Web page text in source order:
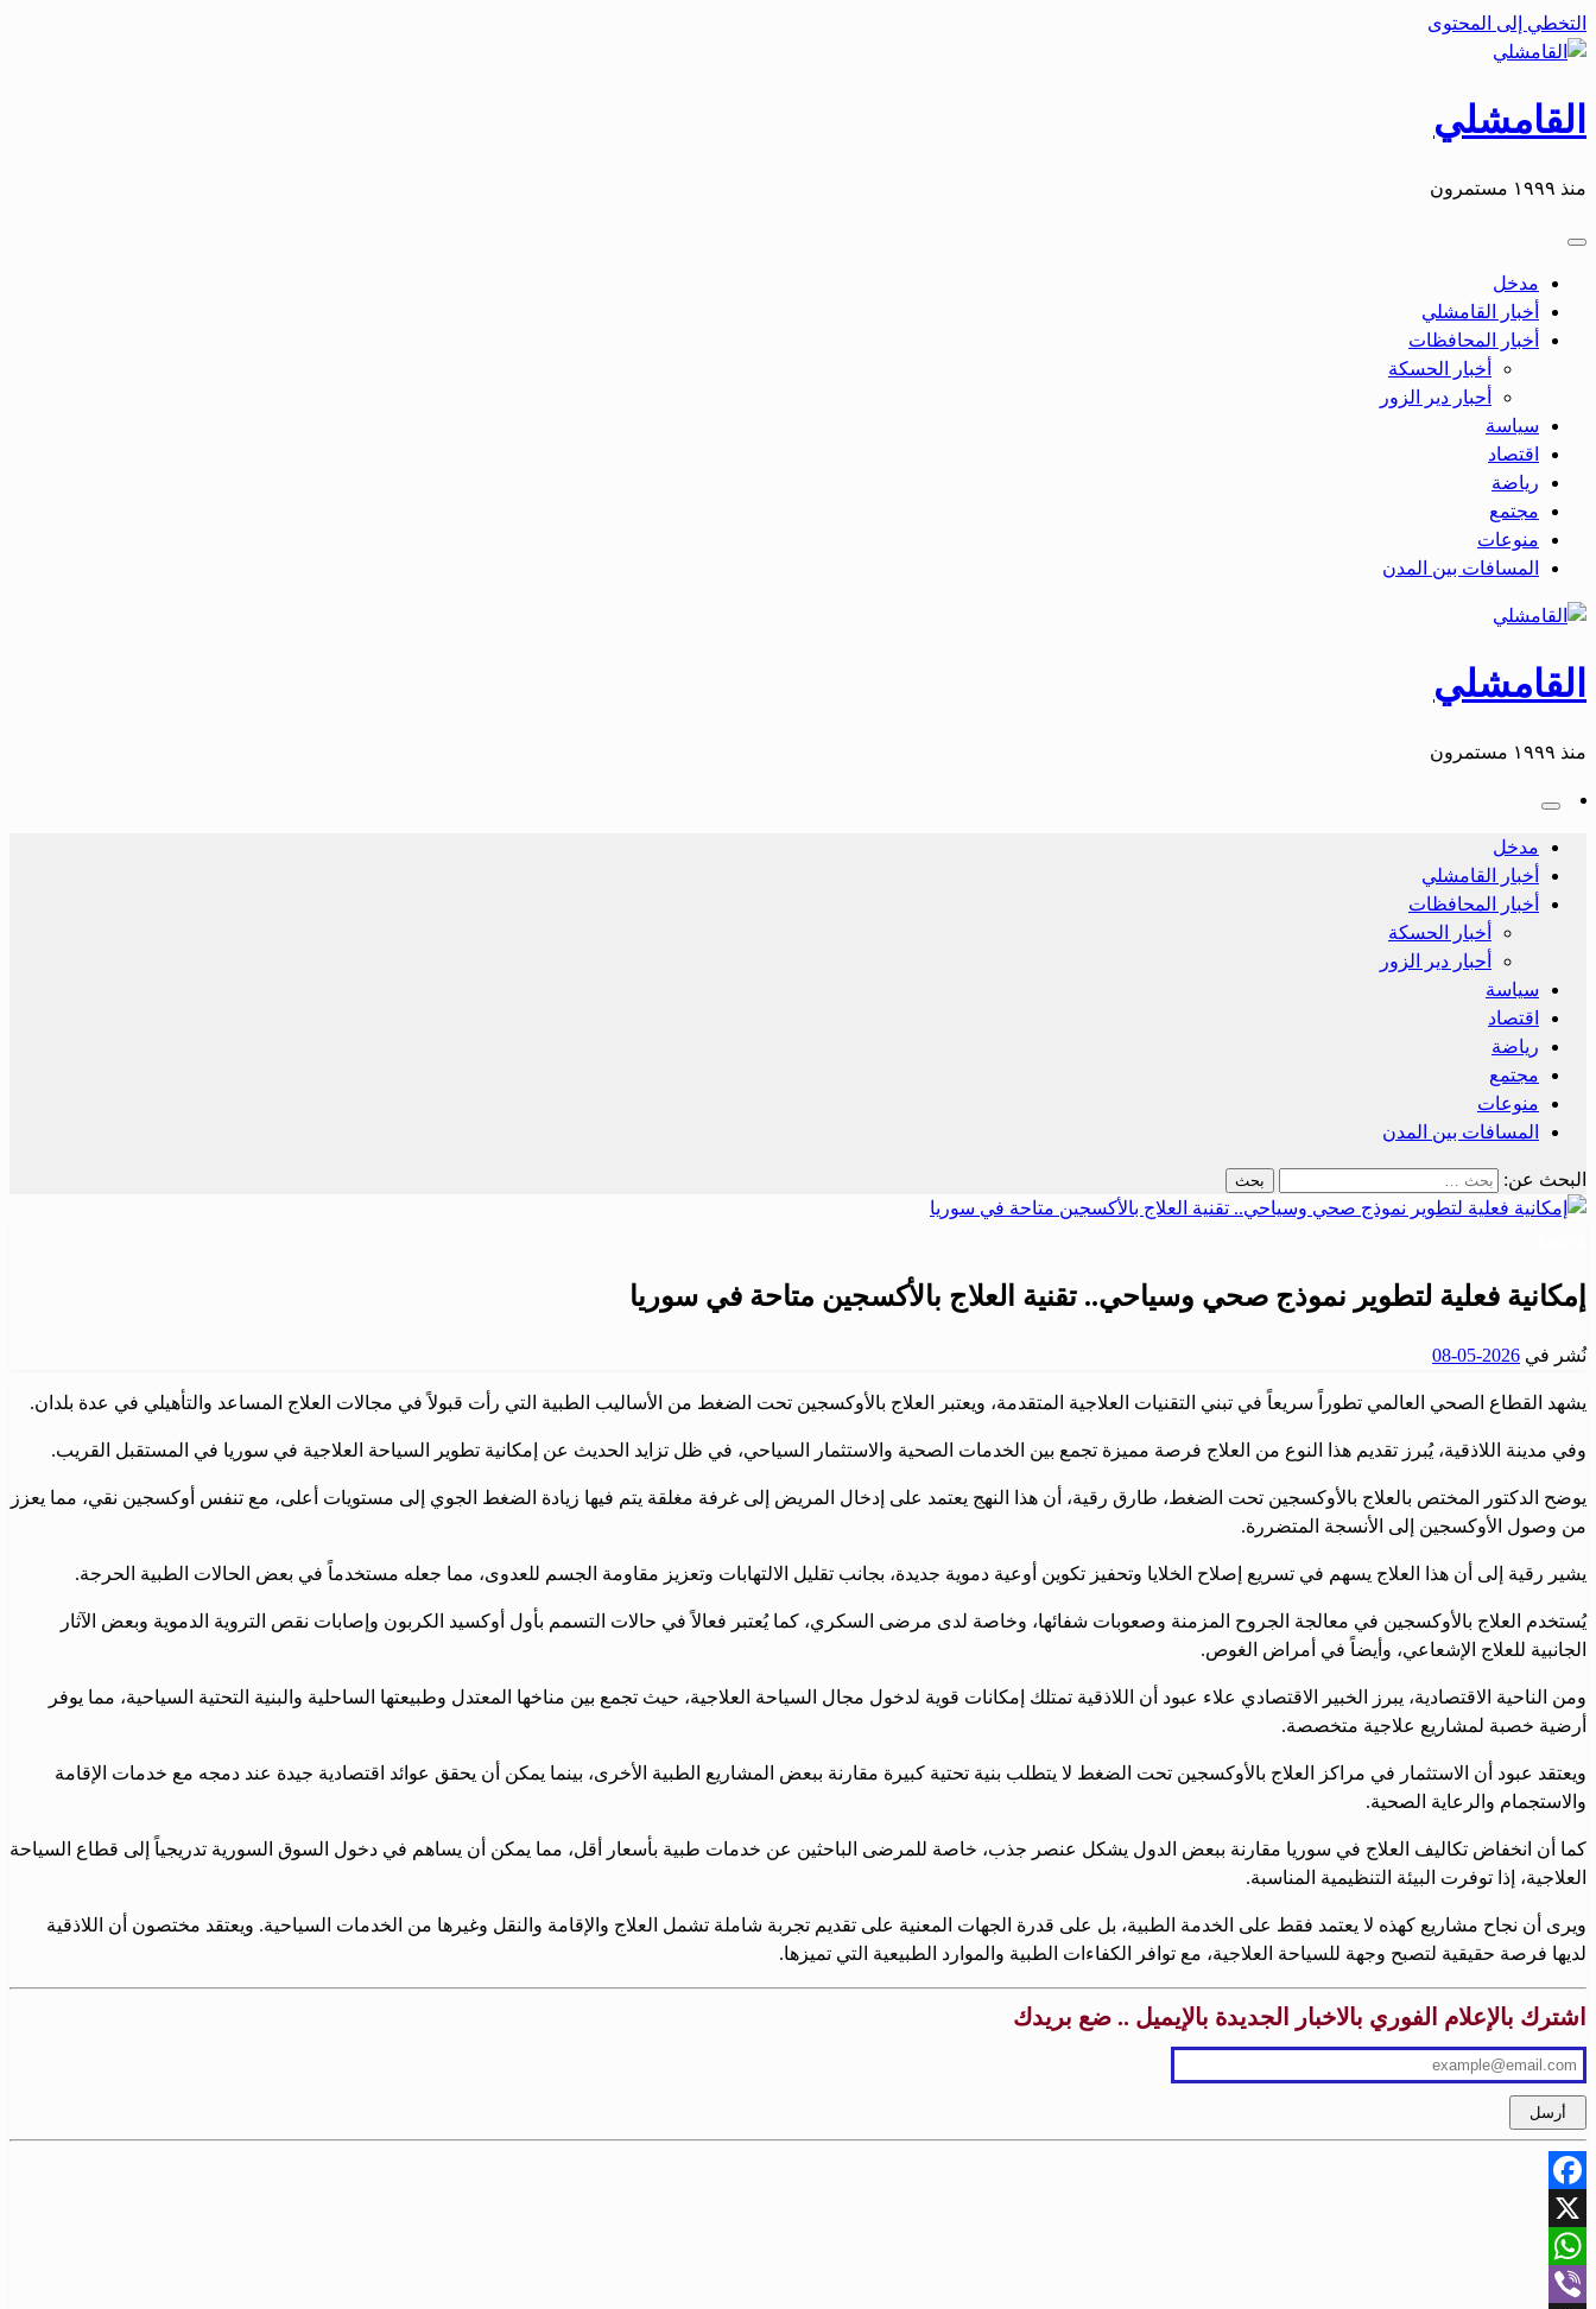
التخطي إلى المحتوى
القامشلي
منذ ١٩٩٩ مستمرون
مدخل
أخبار القامشلي
أخبار المحافظات
أخبار الحسكة
أحبار دير الزور
سياسة
اقتصاد
رياضة
مجتمع
منوعات
المسافات بين المدن
القامشلي
منذ ١٩٩٩ مستمرون
مدخل
أخبار القامشلي
أخبار المحافظات
أخبار الحسكة
أحبار دير الزور
سياسة
اقتصاد
رياضة
مجتمع
منوعات
المسافات بين المدن
البحث عن:
إمكانية فعلية لتطوير نموذج صحي وسياحي.. تقنية العلاج بالأكسجين متاحة في سوريا
نُشر في 2026-05-08
يشهد القطاع الصحي العالمي تطوراً سريعاً في تبني التقنيات العلاجية المتقدمة، ويعتبر العلاج بالأوكسجين تحت الضغط من الأساليب الطبية التي رأت قبولاً في مجالات العلاج المساعد والتأهيلي في عدة بلدان.
وفي مدينة اللاذقية، يُبرز تقديم هذا النوع من العلاج فرصة مميزة تجمع بين الخدمات الصحية والاستثمار السياحي، في ظل تزايد الحديث عن إمكانية تطوير السياحة العلاجية في سوريا في المستقبل القريب.
يوضح الدكتور المختص بالعلاج بالأوكسجين تحت الضغط، طارق رقية، أن هذا النهج يعتمد على إدخال المريض إلى غرفة مغلقة يتم فيها زيادة الضغط الجوي إلى مستويات أعلى، مع تنفس أوكسجين نقي، مما يعزز
من وصول الأوكسجين إلى الأنسجة المتضررة.
يشير رقية إلى أن هذا العلاج يسهم في تسريع إصلاح الخلايا وتحفيز تكوين أوعية دموية جديدة، بجانب تقليل الالتهابات وتعزيز مقاومة الجسم للعدوى، مما جعله مستخدماً في بعض الحالات الطبية الحرجة.
يُستخدم العلاج بالأوكسجين في معالجة الجروح المزمنة وصعوبات شفائها، وخاصة لدى مرضى السكري، كما يُعتبر فعالاً في حالات التسمم بأول أوكسيد الكربون وإصابات نقص التروية الدموية وبعض الآثار
الجانبية للعلاج الإشعاعي، وأيضاً في أمراض الغوص.
ومن الناحية الاقتصادية، يبرز الخبير الاقتصادي علاء عبود أن اللاذقية تمتلك إمكانات قوية لدخول مجال السياحة العلاجية، حيث تجمع بين مناخها المعتدل وطبيعتها الساحلية والبنية التحتية السياحية، مما يوفر
أرضية خصبة لمشاريع علاجية متخصصة.
ويعتقد عبود أن الاستثمار في مراكز العلاج بالأوكسجين تحت الضغط لا يتطلب بنية تحتية كبيرة مقارنة ببعض المشاريع الطبية الأخرى، بينما يمكن أن يحقق عوائد اقتصادية جيدة عند دمجه مع خدمات الإقامة
والاستجمام والرعاية الصحية.
كما أن انخفاض تكاليف العلاج في سوريا مقارنة ببعض الدول يشكل عنصر جذب، خاصة للمرضى الباحثين عن خدمات طبية بأسعار أقل، مما يمكن أن يساهم في دخول السوق السورية تدريجياً إلى قطاع السياحة
العلاجية، إذا توفرت البيئة التنظيمية المناسبة.
ويرى أن نجاح مشاريع كهذه لا يعتمد فقط على الخدمة الطبية، بل على قدرة الجهات المعنية على تقديم تجربة شاملة تشمل العلاج والإقامة والنقل وغيرها من الخدمات السياحية. ويعتقد مختصون أن اللاذقية
لديها فرصة حقيقية لتصبح وجهة للسياحة العلاجية، مع توافر الكفاءات الطبية والموارد الطبيعية التي تميزها.
اشترك بالإعلام الفوري بالاخبار الجديدة بالإيميل .. ضع بريدك
Facebook
X
WhatsApp